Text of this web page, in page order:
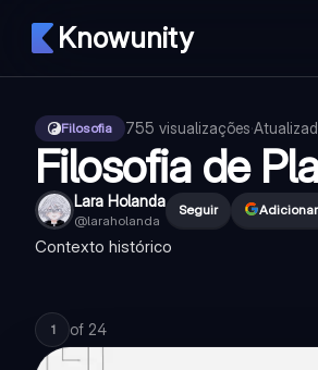
Knowunity
Filosofia 755 visualizações·
Filosofia de
Lara Holanda
@laraholanda
Seguir
Contexto histórico
1 of 24